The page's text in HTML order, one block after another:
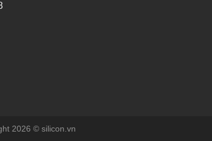
2026 © silicon.vn